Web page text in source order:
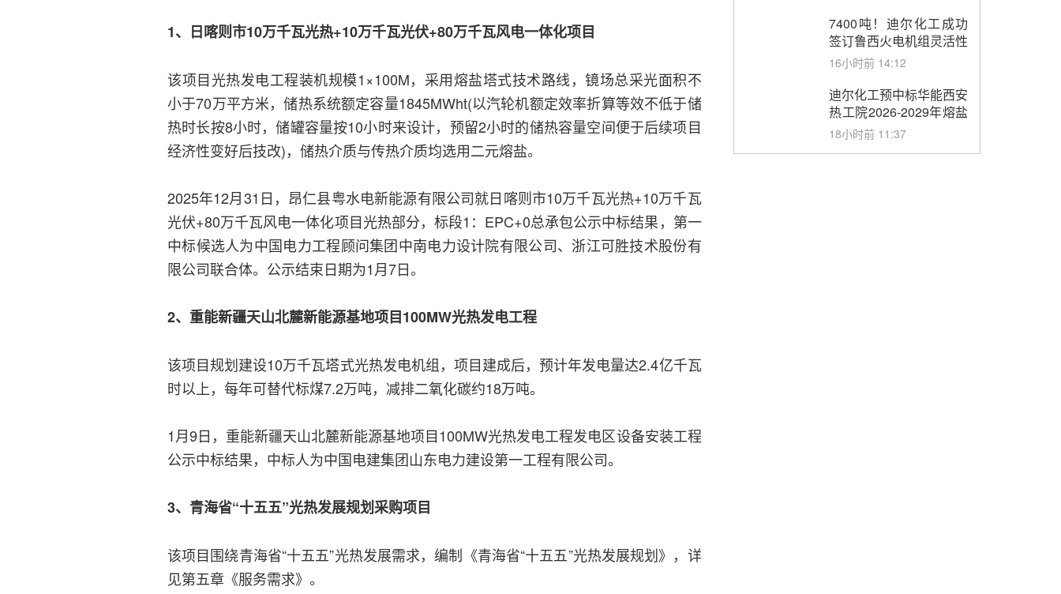
1、日喀则市10万千瓦光热+10万千瓦光伏+80万千瓦风电一体化项目
该项目光热发电工程装机规模1×100M，采用熔盐塔式技术路线，镜场总采光面积不
小于70万平方米，储热系统额定容量1845MWht(以汽轮机额定效率折算等效不低于储
热时长按8小时，储罐容量按10小时来设计，预留2小时的储热容量空间便于后续项目
经济性变好后技改)，储热介质与传热介质均选用二元熔盐。
2025年12月31日，昂仁县粤水电新能源有限公司就日喀则市10万千瓦光热+10万千瓦
光伏+80万千瓦风电一体化项目光热部分，标段1：EPC+0总承包公示中标结果，第一
中标候选人为中国电力工程顾问集团中南电力设计院有限公司、浙江可胜技术股份有
限公司联合体。公示结束日期为1月7日。
2、重能新疆天山北麓新能源基地项目100MW光热发电工程
该项目规划建设10万千瓦塔式光热发电机组，项目建成后，预计年发电量达2.4亿千瓦
时以上，每年可替代标煤7.2万吨，减排二氧化碳约18万吨。
1月9日，重能新疆天山北麓新能源基地项目100MW光热发电工程发电区设备安装工程
公示中标结果，中标人为中国电建集团山东电力建设第一工程有限公司。
3、青海省“十五五”光热发展规划采购项目
该项目围绕青海省“十五五”光热发展需求，编制《青海省“十五五”光热发展规划》，详
见第五章《服务需求》。
7400吨！迪尔化工成功
签订鲁西火电机组灵活性
改造项目三元液态盐采购
16小时前 14:12
迪尔化工预中标华能西安
热工院2026-2029年熔盐
介质框架协议
18小时前 11:37